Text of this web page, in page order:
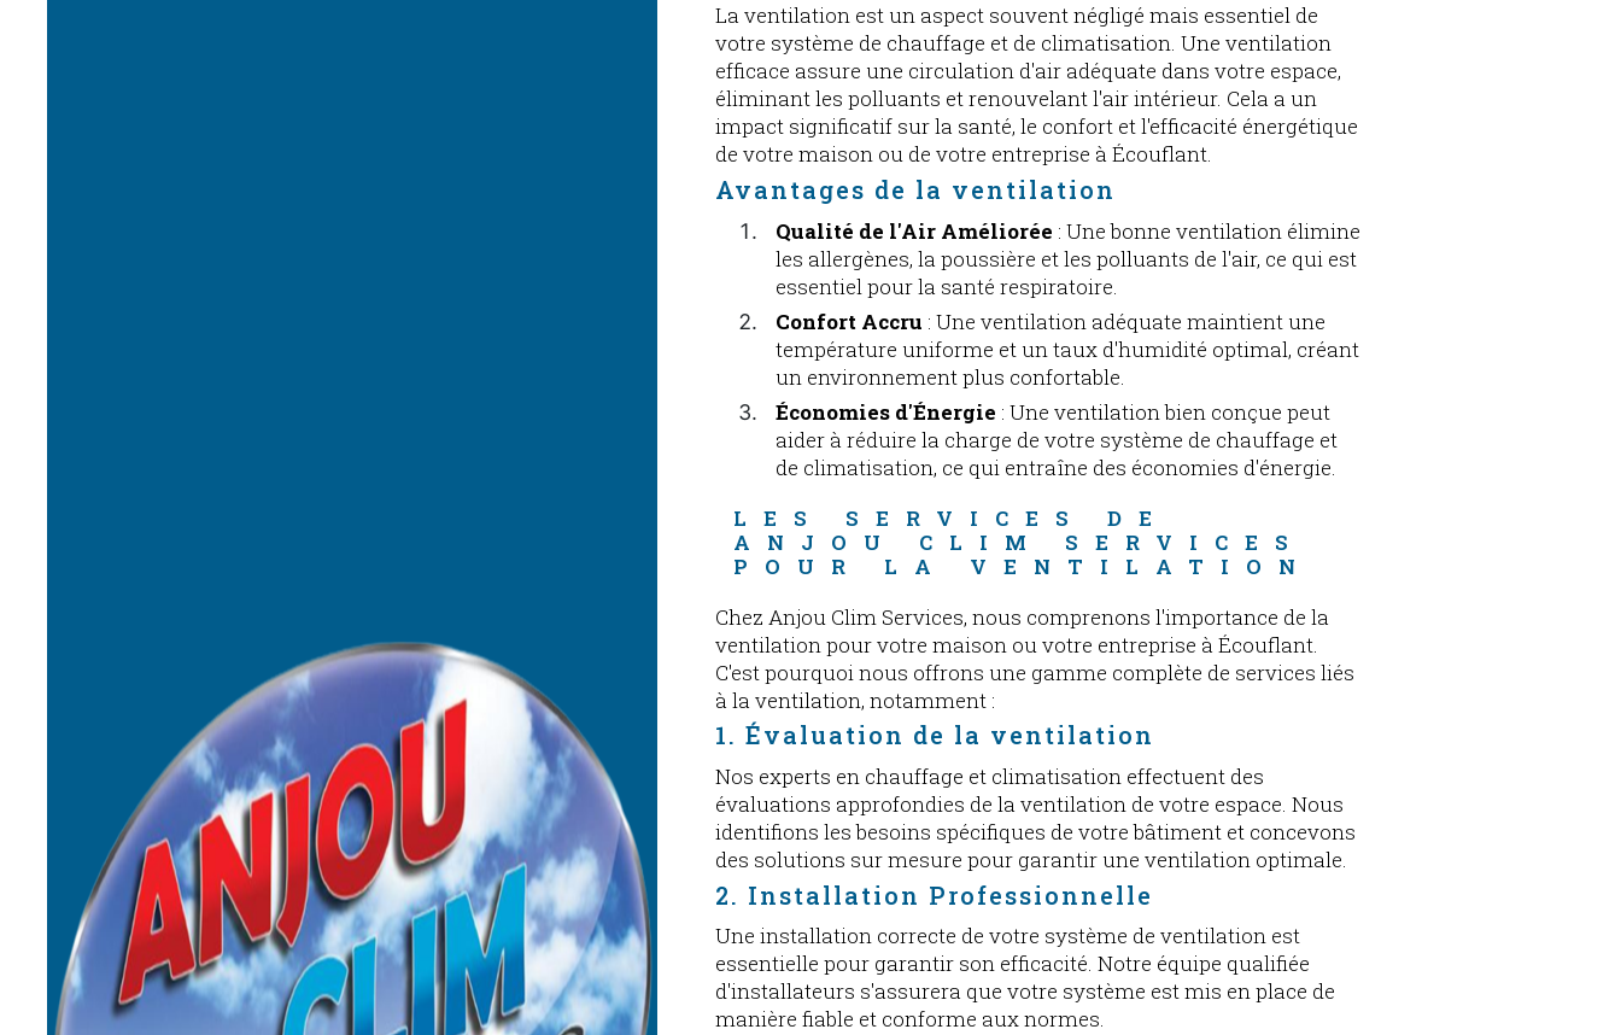
La ventilation est un aspect souvent négligé mais essentiel de
votre système de chauffage et de climatisation. Une ventilation
efficace assure une circulation d'air adéquate dans votre espace,
éliminant les polluants et renouvelant l'air intérieur. Cela a un
impact significatif sur la santé, le confort et l'efficacité énergétique
de votre maison ou de votre entreprise à Écouflant.
Avantages de la ventilation
Qualité de l'Air Améliorée : Une bonne ventilation élimine
les allergènes, la poussière et les polluants de l'air, ce qui est
essentiel pour la santé respiratoire.
Confort Accru : Une ventilation adéquate maintient une
température uniforme et un taux d'humidité optimal, créant
un environnement plus confortable.
Économies d'Énergie : Une ventilation bien conçue peut
aider à réduire la charge de votre système de chauffage et
de climatisation, ce qui entraîne des économies d'énergie.
LES SERVICES DE
ANJOU CLIM SERVICES
POUR LA VENTILATION
Chez Anjou Clim Services, nous comprenons l'importance de la
ventilation pour votre maison ou votre entreprise à Écouflant.
C'est pourquoi nous offrons une gamme complète de services liés
à la ventilation, notamment :
1. Évaluation de la ventilation
Nos experts en chauffage et climatisation effectuent des
évaluations approfondies de la ventilation de votre espace. Nous
identifions les besoins spécifiques de votre bâtiment et concevons
des solutions sur mesure pour garantir une ventilation optimale.
2. Installation Professionnelle
Une installation correcte de votre système de ventilation est
essentielle pour garantir son efficacité. Notre équipe qualifiée
d'installateurs s'assurera que votre système est mis en place de
manière fiable et conforme aux normes.